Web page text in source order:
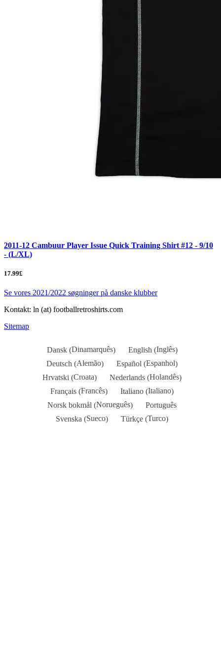
2011-12 Cambuur Player Issue Quick Training Shirt #12 - 9/10
- (L/XL)
17.99£
Se vores 2021/2022 søgninger på danske klubber
Kontakt: ln (at) footballretroshirts.com
Sitemap
Dansk(Dinamarquês) English (Inglês)
Deutsch (Alemão) Español (Espanhol)
Hrvatski (Croata) Nederlands (Holandês)
Français (Francês) Italiano (Italiano)
Norsk bokmål (Norueguês)
Português
Svenska (Sueco) Türkçe (Turco)